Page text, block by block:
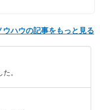
ウハウの記事をもっと見る
。